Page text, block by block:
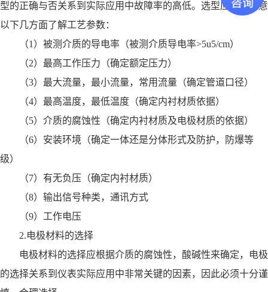
型的正确与否关系到实际应用中故障率的高低。选型应特别注意
以下几方面了解工艺参数：
（1）被测介质的导电率（被测介质导电率>5u5/cm）
（2）最高工作压力（确定额定压力）
（3）最大流量，最小流量，常用流量（确定管道口径）
（4）最高温度，最低温度（确定内衬材质依据）
（5）介质的腐蚀性（确定内衬材质及电极材质的依据）
（6）安装环境（确定一体还是分体形式及防护，防爆等
级）
（7）有无负压（确定内衬材质）
（8）输出信号种类，通讯方式
（9）工作电压
2.电极材料的选择
电极材料的选择应根据介质的腐蚀性，酸碱性来确定，电极
的选择关系到仪表实际应用中非常关键的因素，因此必须十分谨